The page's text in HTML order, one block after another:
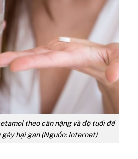
theo cân nặng và độ tuổi để
hại gan (Nguồn: Internet)